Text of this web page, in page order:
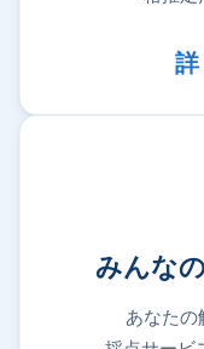
みんな
あなたの